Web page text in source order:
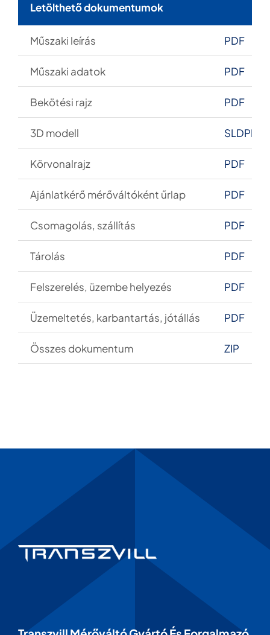
Letölthető dokumentumok
Műszaki leírás PDF
Műszaki adatok PDF
Bekötési rajz PDF
3D modell SLDPRT
Körvonalrajz PDF
Ajánlatkérő mérőváltóként űrlap PDF
Csomagolás, szállítás PDF
Tárolás PDF
Felszerelés, üzembe helyezés PDF
Üzemeltetés, karbantartás, jótállás PDF
Összes dokumentum ZIP